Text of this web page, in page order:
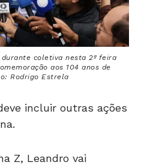
coletiva nesta 2ª feira
aos 104 anos de
Rodrigo Estrela
incluir outras ações
Z, Leandro vai